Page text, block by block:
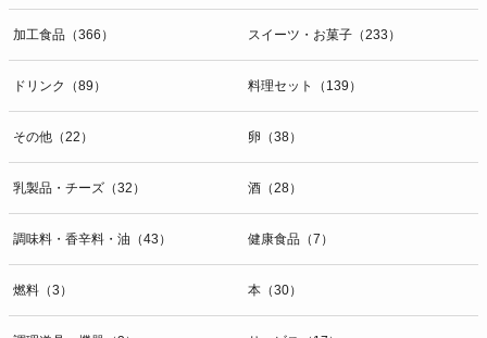
加工食品（366） スイーツ・お菓子（233）
ドリンク（89） 料理セット（139）
その他（22） 卵（38）
乳製品・チーズ（32） 酒（28）
調味料・香辛料・油（43） 健康食品（7）
燃料（3） 本（30）